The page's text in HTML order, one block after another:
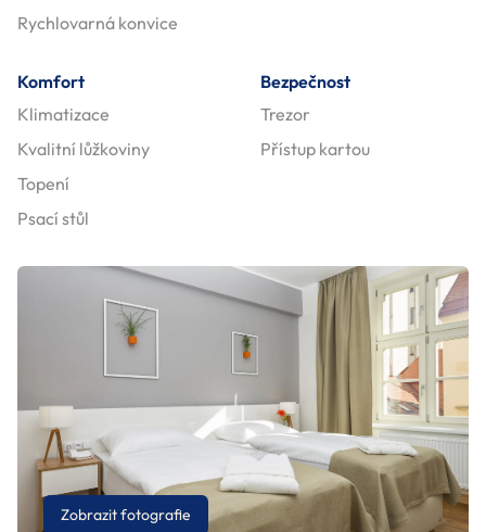
Rychlovarná konvice
Komfort
Klimatizace
Kvalitní lůžkoviny
Topení
Psací stůl
Bezpečnost
Trezor
Přístup kartou
Zobrazit fotografie